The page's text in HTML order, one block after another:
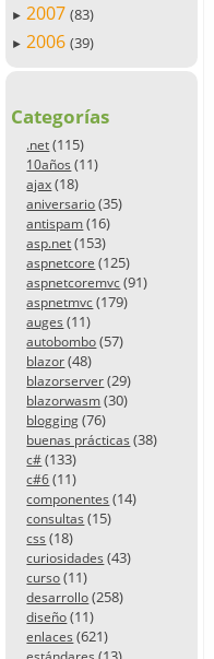
► 2007 (83)
► 2006 (39)
Categorías
.net (115)
10años (11)
ajax (18)
aniversario (35)
antispam (16)
asp.net (153)
aspnetcore (125)
aspnetcoremvc (91)
aspnetmvc (179)
auges (11)
autobombo (57)
blazor (48)
blazorserver (29)
blazorwasm (30)
blogging (76)
buenas prácticas (38)
c# (133)
c#6 (11)
componentes (14)
consultas (15)
css (18)
curiosidades (43)
curso (11)
desarrollo (258)
diseño (11)
enlaces (621)